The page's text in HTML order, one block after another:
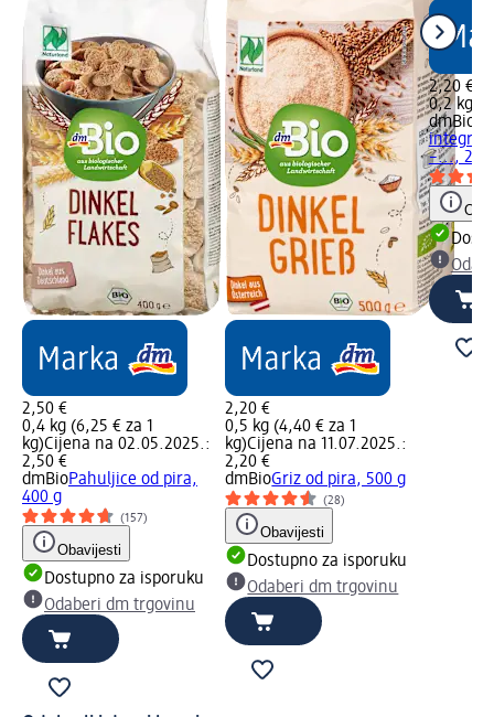
2,50 €
0,4 kg (6,25 € za 1
kg)Cijena na 02.05.2025.:
2,50 €
dmBioPahuljice od pira,
400 g
(157)
Obavijesti
Dostupno za isporuku
Odaberi dm trgovinu
2,20 €
0,5 kg (4,40 € za 1
kg)Cijena na 11.07.2025.:
2,20 €
dmBioGriz od pira, 500 g
(28)
Obavijesti
Dostupno za isporuku
Odaberi dm trgovinu
2,20 €
0,2 kg
dmBio
–..., 200